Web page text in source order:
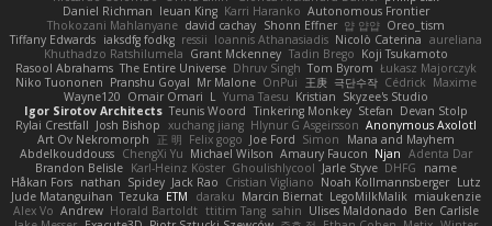
Daniel Richman Ieuan King Karri Haranko Autonomous Frontier
Thokozani Mahlanyane david cachay Shonn Effner 얍 얍얍 Oreo_tism
Tiffany Edwards iaksdfg fodkg ressii Ioannis Athanasiadis Nicolò Caterina aureliana
Khuthadzo Ratshilumela Grant Mckenney Tadin Brego Koji Tsukamoto
Rasool Abrahams The Entire Universe Dhruv Singh Tom Byrom Łukasz Majorczyk
Niko Tuononen Pranshu Goyal Mr Malone OnPui 王庚 극단수작 Cédrick Maxime
Wayne120 Omair Omari L Yuma Taesu Kristian Skyzee's Studio
Igor Sirotov Architects Teunis Woord Tinkering Monkey Stefan Devan Stolp
Rylai Crestfall Josh Bishop xuchang jiang Hlynur G Asgeirsson Anonymous Axolotl
Art Ov Nekromorph
正 明 Felix gogo Joe Ford Simon
Mana and Mayhem
Abdelkouddouss ChengXi Yu Michael Wilson Amaury Faucon Njan Adenta Dar
Brandon Belisle Karl-Heinz Köster Ghoulishlycool Jarle Styve DHFG
name
Håkan Fors nathan Spidey Jack Rao Cristian Vigliano Noah Kollmannsberger Lutz
Jude Matanguihan Tezuka ETM daraku Marcin Biernat LegoMilkMalik miaukenzie
Alex Vo Andrew Horald Bartoldt ttitim Tang sahin Ulises Maldonado Ben Carlisle